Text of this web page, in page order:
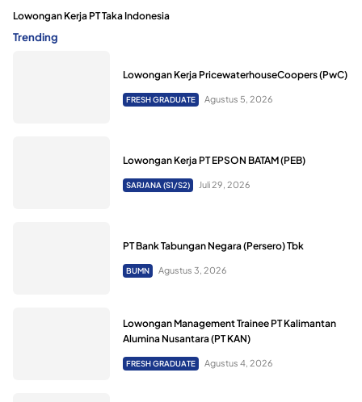
Lowongan Kerja PT Taka Indonesia
Trending
Lowongan Kerja PricewaterhouseCoopers (PwC)
FRESH GRADUATE Agustus 5, 2026
Lowongan Kerja PT EPSON BATAM (PEB)
SARJANA (S1/S2) Juli 29, 2026
PT Bank Tabungan Negara (Persero) Tbk
BUMN Agustus 3, 2026
Lowongan Management Trainee PT Kalimantan
Alumina Nusantara (PT KAN)
FRESH GRADUATE Agustus 4, 2026